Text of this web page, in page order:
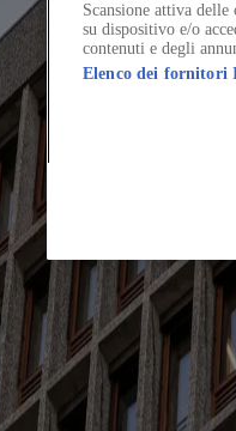
Abbonationline.it
IVA 12212110154 | VIA
157 - Part.Iva 1221 2110
Scansione attiva
su dispositivo e/o
contenuti e degli
Elenco dei fornitori